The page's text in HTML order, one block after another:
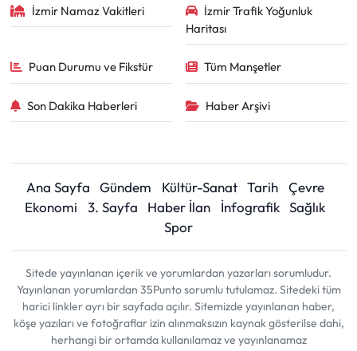
İzmir Namaz Vakitleri
İzmir Trafik Yoğunluk
Haritası
Puan Durumu ve Fikstür Tüm Manşetler
Son Dakika Haberleri Haber Arşivi
Ana Sayfa Gündem Kültür-Sanat Tarih
Çevre
Ekonomi
3. Sayfa Haber İlan İnfografik Sağlık
Spor
Sitede yayınlanan içerik ve yorumlardan yazarları sorumludur.
Yayınlanan yorumlardan 35Punto sorumlu tutulamaz. Sitedeki tüm
harici linkler ayrı bir sayfada açılır. Sitemizde yayınlanan haber,
köşe yazıları ve fotoğraflar izin alınmaksızın kaynak gösterilse dahi,
herhangi bir ortamda kullanılamaz ve yayınlanamaz